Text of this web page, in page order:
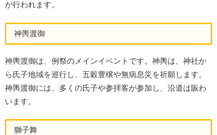
が行われます。
神輿渡御
神輿渡御は、例祭のメインイベントです。神輿は、神社か
ら氏子地域を巡行し、五穀豊穣や無病息災を祈願します。
神輿渡御には、多くの氏子や参拝客が参加し、沿道は賑わ
います。
獅子舞